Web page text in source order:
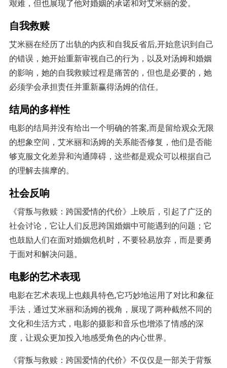
艰难，但也展现了他对婚姻的承诺和对艾米丽的爱。
自我救赎
艾米丽在经历了出轨的内疚和自我反省后,开始意识到自己
的错误，她开始重新审视自己的行为，以及对汤姆和婚姻
的影响，她的自我救赎过程是痛苦的，但也是必要的，她
必须学会承担责任并重新赢得汤姆的信任。
结局的多样性
电影的结局并没有给出一个明确的答案,而是留给观众无限
的想象空间，艾米丽和汤姆的关系能否修复，他们是否能
够克服文化差异和沟通障碍，这些都是观众可以根据自己
的理解去揣摩的。
社会反响
《背叛与救赎：跨国爱情的代价》上映后，引起了广泛的
社会讨论，它让人们反思跨国婚姻中可能遇到的问题；它
也鼓励人们在面对婚姻危机时，不要轻易放弃，而是要勇
于面对和解决问题。
电影的艺术表现
电影在艺术表现上也颇具特色,它巧妙地运用了对比和象征
手法，通过艾米丽和汤姆的视角，展现了两种截然不同的
文化和生活方式，电影的摄影和音乐也增添了情感的深
度，让观众更加投入地感受角色的内心世界。
《背叛与救赎：跨国爱情的代价》不仅仅是一部关于背叛